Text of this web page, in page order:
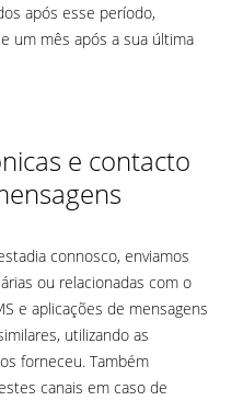
após esse período,
um mês após a sua última
e contacto
connosco, enviamos
ou relacionadas com o
e aplicações de mensagens
utilizando as
forneceu. Também
canais em caso de